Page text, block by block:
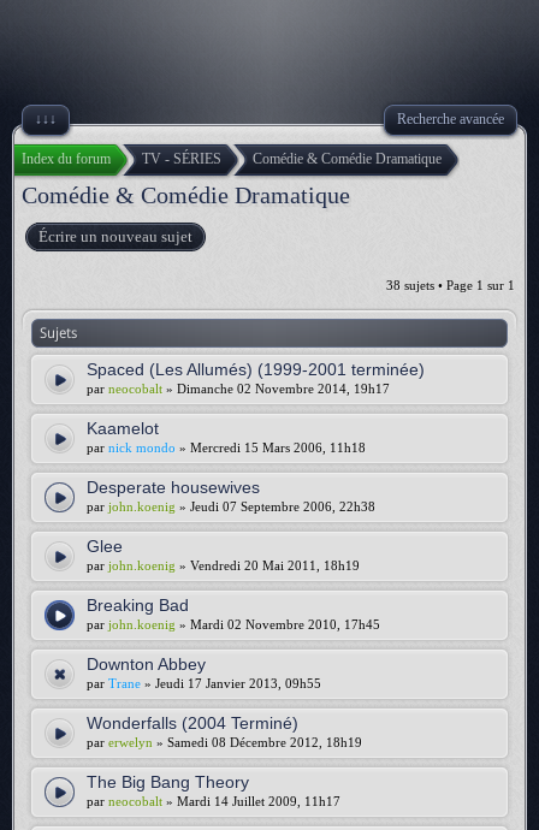
↓↓↓ Recherche avancée
Index du forum TV - SÉRIES Comédie & Comédie Dramatique
Comédie & Comédie Dramatique
Écrire un nouveau sujet
38 sujets • Page 1 sur 1
Sujets
Spaced (Les Allumés) (1999-2001 terminée)
par neocobalt » Dimanche 02 Novembre 2014, 19h17
Kaamelot
par nick mondo » Mercredi 15 Mars 2006, 11h18
Desperate housewives
par john.koenig » Jeudi 07 Septembre 2006, 22h38
Glee
par john.koenig » Vendredi 20 Mai 2011, 18h19
Breaking Bad
par john.koenig » Mardi 02 Novembre 2010, 17h45
Downton Abbey
par Trane » Jeudi 17 Janvier 2013, 09h55
Wonderfalls (2004 Terminé)
par erwelyn » Samedi 08 Décembre 2012, 18h19
The Big Bang Theory
par neocobalt » Mardi 14 Juillet 2009, 11h17